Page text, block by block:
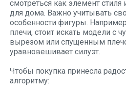
смотреться как элемент
для дома. Важно учитывать
особенности фигуры.
плечи, стоит искать модели с
вырезом или спущенным
уравновешивает силуэт.
Чтобы покупка принесла
алгоритму: